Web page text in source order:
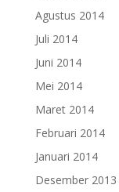
Agustus 2014
Juli 2014
Juni 2014
Mei 2014
Maret 2014
Februari 2014
Januari 2014
Desember 2013